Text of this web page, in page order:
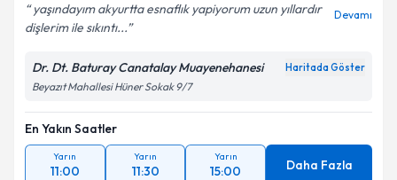
yaşındayım akyurtta esnaflık yapiyorum uzun yıllardır
dişlerim ile sıkıntı...
Devamı
Dr. Dt. Baturay Canatalay Muayenehanesi Haritada Göster
Beyazıt Mahallesi Hüner Sokak 9/7
En Yakın Saatler
Yarın
11:00
Yarın
11:30
Yarın
15:00 Daha Fazla